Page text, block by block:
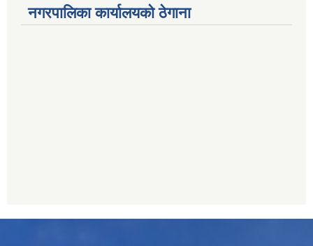
प्रभु बैंक, बाह्रविसे
011489259
नगरपालिका कार्यालयको ठेगाना